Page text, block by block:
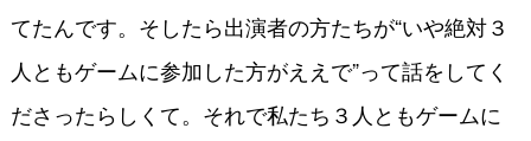
てたんです。そしたら出演者の方たちが“いや絶対３
人ともゲームに参加した方がええで”って話をしてく
ださったらしくて。それで私たち３人ともゲームに